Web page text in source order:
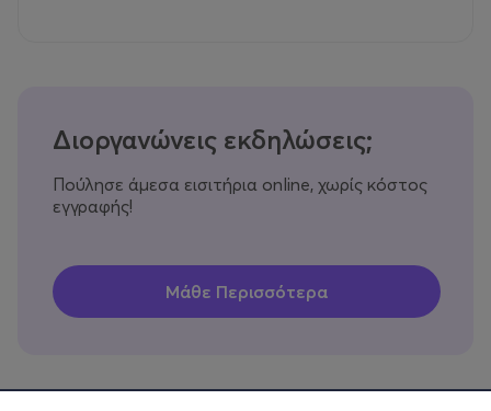
Διοργανώνεις εκδηλώσεις;
Πούλησε άμεσα εισιτήρια online, χωρίς κόστος
εγγραφής!